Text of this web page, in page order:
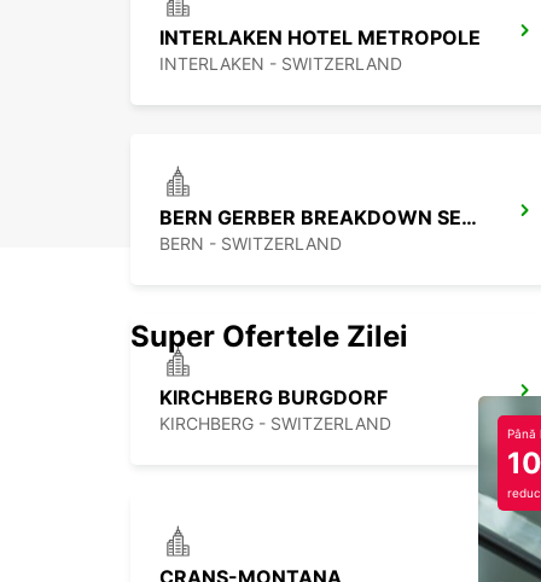
INTERLAKEN HOTEL METROPOLE
INTERLAKEN - SWITZERLAND
BERN GERBER BREAKDOWN SERVICE
BERN - SWITZERLAND
KIRCHBERG BURGDORF
KIRCHBERG - SWITZERLAND
Super Ofertele Zilei
Până